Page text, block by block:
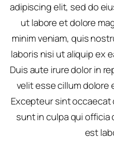
adipiscing elit, sed do
ut labore et dolore
minim veniam, quis
laboris nisi ut aliquip ex
Duis aute irure dolor in
velit esse cillum dolore
Excepteur sint
sunt in culpa qui officia
est